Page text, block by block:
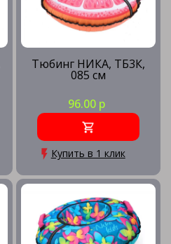
Тюбинг НИКА, ТБ3К,
085 см
96.00 р
Купить в 1 клик